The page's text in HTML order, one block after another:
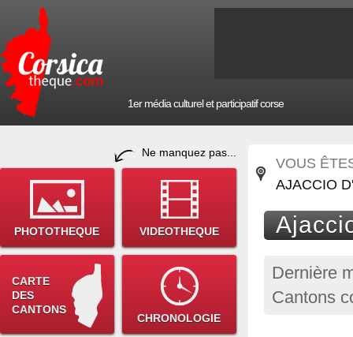
1er média culturel et participatif corse
Ne manquez pas...
PHOTOTHEQUE VIDEOTHEQUE
CARTE
DES
CANTONS
CHRONOLOGIE
VOUS
AJACCIO
Dernière
Cantons